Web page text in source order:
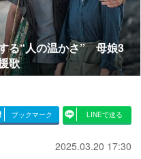
る“人の温かさ” 母娘3
歌
ブックマーク LINEで送る
2025.03.20 17:30